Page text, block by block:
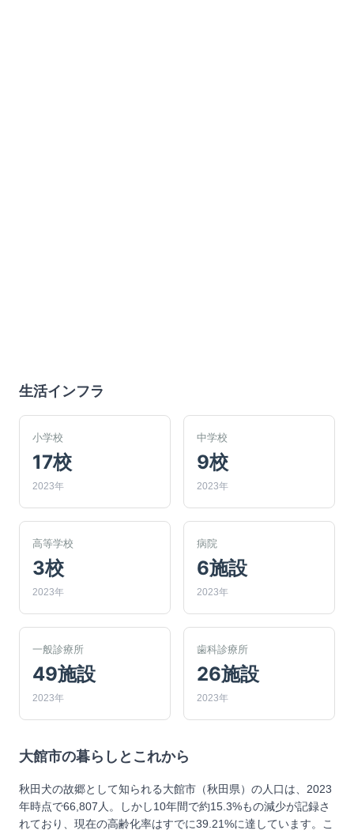
生活インフラ
小学校
17校
2023年
中学校
9校
2023年
高等学校
3校
2023年
病院
6施設
2023年
一般診療所
49施設
2023年
歯科診療所
26施設
2023年
大館市の暮らしとこれから
秋田犬の故郷として知られる大館市（秋田県）の人口は、2023
年時点で66,807人。しかし10年間で約15.3%もの減少が記録さ
れており、現在の高齢化率はすでに39.21%に達しています。こ